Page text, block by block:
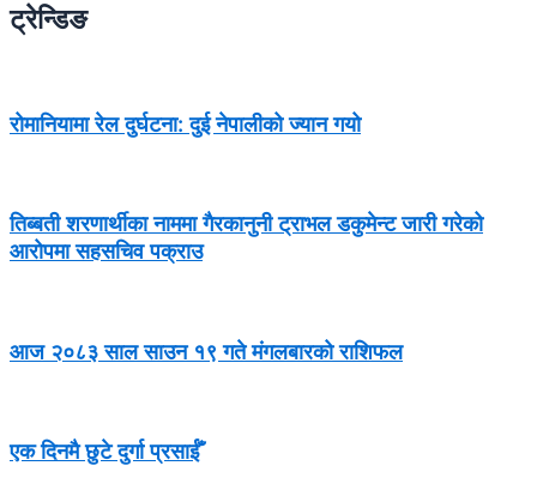
ट्रेन्डिङ
रोमानियामा रेल दुर्घटना: दुई नेपालीको ज्यान गयो
तिब्बती शरणार्थीका नाममा गैरकानुनी ट्राभल डकुमेन्ट जारी गरेको
आरोपमा सहसचिव पक्राउ
आज २०८३ साल साउन १९ गते मंगलबारको राशिफल
एक दिनमै छुटे दुर्गा प्रसाईँ